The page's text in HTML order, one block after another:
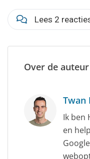
Lees 2
Over de auteur
Twan
Ik ben
en